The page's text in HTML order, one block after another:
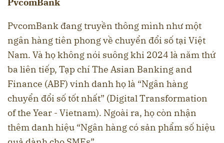
PvcomBank đang truyền thông mình như một
ngân hàng tiên phong về chuyển đổi số tại Việt
Nam. Và họ không nói suông khi 2024 là năm thứ
ba liên tiếp, Tạp chí The Asian Banking and
Finance (ABF) vinh danh họ là “Ngân hàng
chuyển đổi số tốt nhất” (Digital Transformation
of the Year - Vietnam). Ngoài ra, họ còn nhận
thêm danh hiệu “Ngân hàng có sản phẩm số hiệu